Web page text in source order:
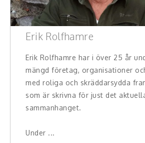
Erik Rolfhamre
Erik Rolfhamre har i över 25 år
mängd företag, organisationer
med roliga och skräddarsydda
som är skrivna för just det
sammanhanget.
Under ...